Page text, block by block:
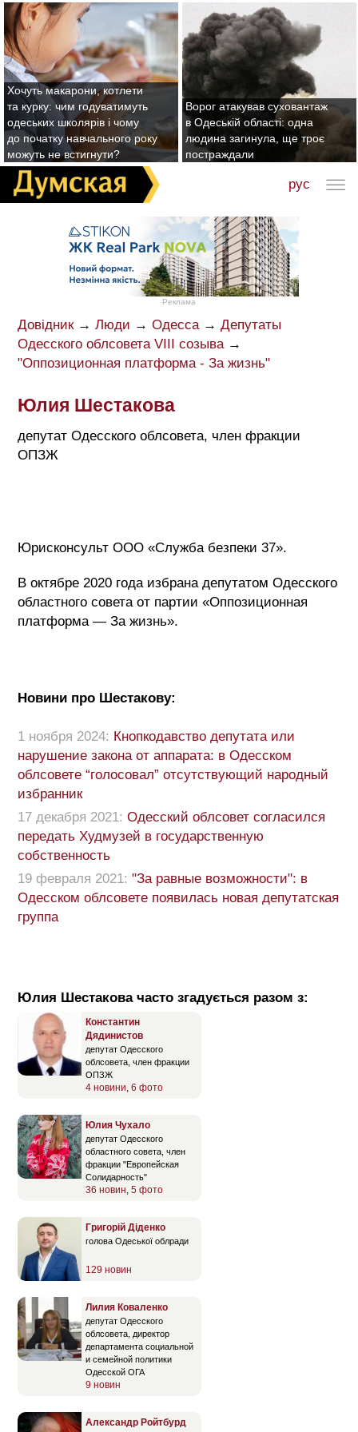
Хочуть макарони, котлети
та курку: чим годуватимуть
одеських школярів і чому
до початку навчального року
можуть не встигнути?
Ворог атакував суховантаж
в Одеській області: одна
людина загинула, ще троє
постраждали
рус
Реклама
Довідник→ Люди → Одесса → Депутаты
Одесского облсовета VIII созыва →
"Оппозиционная платформа - За жизнь"
Юлия Шестакова
депутат Одесского облсовета, член фракции
ОПЗЖ
Юрисконсульт ООО «Служба безпеки 37».
В октябре 2020 года избрана депутатом Одесского
областного совета от партии «Оппозиционная
платформа — За жизнь».
Новини про Шестакову:
1 ноября 2024: Кнопкодавство депутата или
нарушение закона от аппарата: в Одесском
облсовете “голосовал” отсутствующий народный
избранник
17 декабря 2021: Одесский облсовет согласился
передать Худмузей в государственную
собственность
19 февраля 2021: "За равные возможности": в
Одесском облсовете появилась новая депутатская
группа
Юлия Шестакова часто згадується разом з:
Константин
Дядинистов
депутат Одесского
облсовета, член фракции
ОПЗЖ
4 новини 6 фото
Юлия Чухало
депутат Одесского
областного совета, член
фракции "Европейская
Солидарность"
36 новин 5 фото
Григорій Діденко
голова Одеської облради
129 новин
Лилия Коваленко
депутат Одесского
облсовета, директор
департамента социальной
и семейной политики
Одесской ОГА
9 новин
Александр Ройтбурд